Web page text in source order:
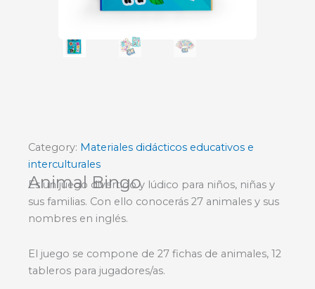
Category: Materiales didácticos educativos e
interculturales
Animal Bingo
Es un juego divertido y lúdico para niños, niñas y
sus familias. Con ello conocerás 27 animales y sus
nombres en inglés.
El juego se compone de 27 fichas de animales, 12
tableros para jugadores/as.